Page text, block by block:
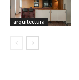
arquitectura